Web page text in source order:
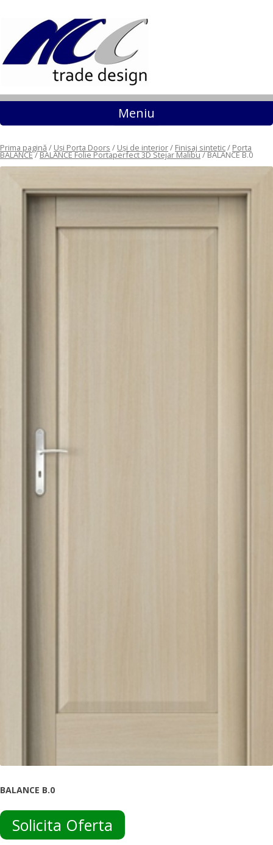
Meniu Sari la conținut
Prima pagină / Uși Porta Doors / Uși de interior/ Finisaj sintetic/ Porta
BALANCE/BALANCE Folie Portaperfect 3D Stejar Malibu/ BALANCE B.0
BALANCE B.0
Solicita Oferta